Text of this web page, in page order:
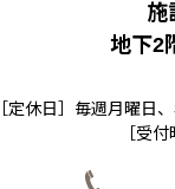
施
地下2
［定休日］ 毎週月曜日
［受付